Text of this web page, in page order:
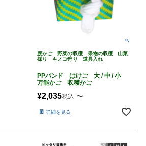
腰かご 野菜の収穫 果物の収穫 山菜
採り キノコ狩り 道具入れ
PPバンド はけご 大 / 中 / 小
万能かご 収穫かご
¥2,035税込 〜
詳細を見る